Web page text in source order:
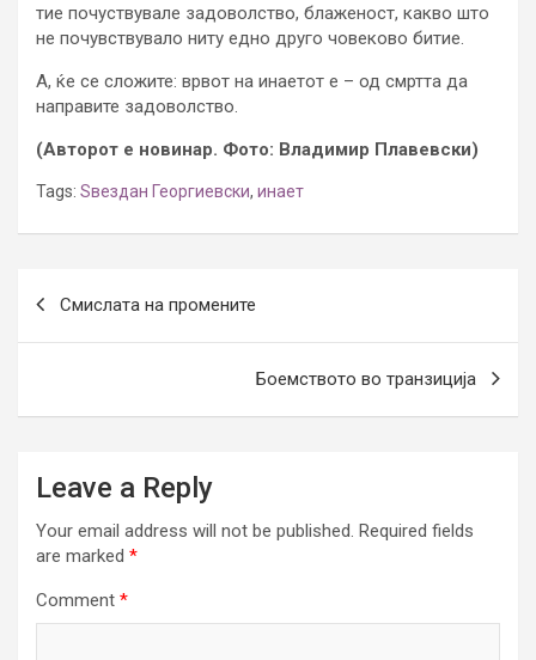
тие почуствувале задоволство, блаженост, какво што
не почувствувало ниту едно друго човеково битие.
А, ќе се сложите: врвот на инаетот е – од смртта да
направите задоволство.
(Авторот е новинар. Фото: Владимир Плавевски)
Tags: Ѕвездан Георгиевски, инает
Смислата на промените
Боемството во транзиција
Leave a Reply
Your email address will not be published. Required fields
are marked *
Comment *